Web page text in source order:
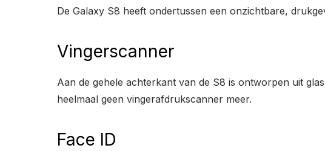
De Galaxy S8 heeft ondertussen een onzichtbare,
Vingerscanner
Aan de gehele achterkant van de S8 is ontworpen uit
heelmaal geen vingerafdrukscanner meer.
Face ID